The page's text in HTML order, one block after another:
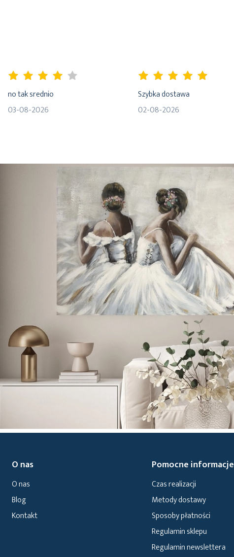
no tak srednio
03-08-2026
Szybka dostawa
02-08-2026
O nas
O nas
Blog
Kontakt
Pomocne informacje
Czas realizacji
Metody dostawy
Sposoby płatności
Regulamin sklepu
Regulamin newslettera